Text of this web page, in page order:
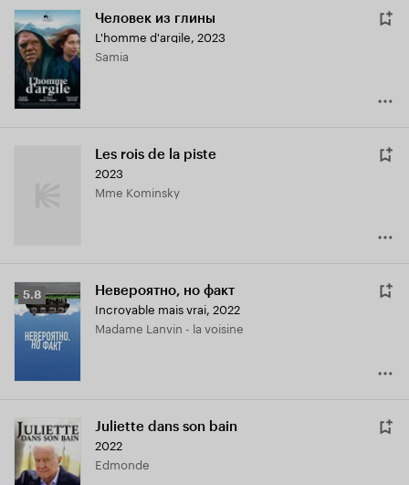
Человек из глины
L'homme d'argile, 2023
Samia
Les rois de la piste
2023
Mme Kominsky
Рейтинг
Кинопоиска
5.8
5.8 Невероятно, но факт
Incroyable mais vrai, 2022
Madame Lanvin - la voisine
Juliette dans son bain
2022
Edmonde